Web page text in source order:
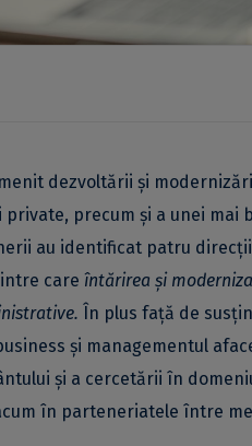
dezvoltării și
precum și a unei mai
au identificat patru
care întărirea și
În plus față de
și managementul
și a cercetării în
în parteneriatele între